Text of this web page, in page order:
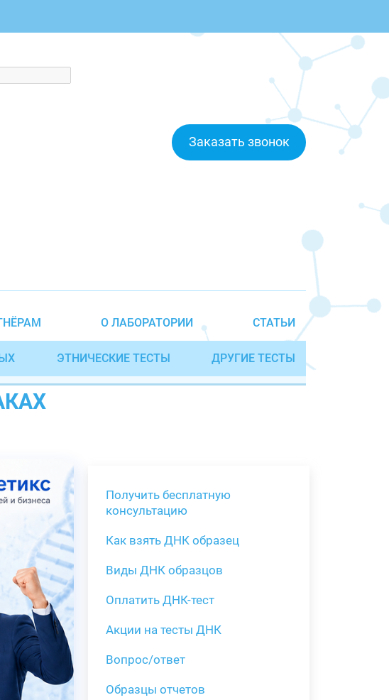
Заказать звонок
О ЛАБОРАТОРИИ СТАТЬИ
ЭТНИЧЕСКИЕ ТЕСТЫ ДРУГИЕ ТЕСТЫ
Получить бесплатную
консультацию
Как взять ДНК образец
Виды ДНК образцов
Оплатить ДНК-тест
Акции на тесты ДНК
Вопрос/ответ
Образцы отчетов